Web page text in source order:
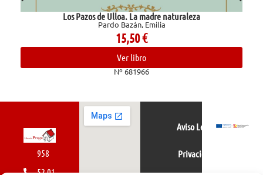
Los Pazos de Ulloa. La madre naturaleza
Pardo Bazán, Emilia
15,50€
Ver libro
Nº 681966
958
52 01
Aviso Legal
Privacidad